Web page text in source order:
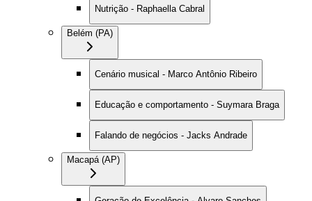
Nutrição - Raphaella Cabral
Belém (PA)
Cenário musical - Marco Antônio Ribeiro
Educação e comportamento - Suymara Braga
Falando de negócios - Jacks Andrade
Macapá (AP)